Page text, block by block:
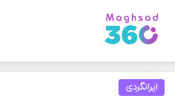
ایرانگردی